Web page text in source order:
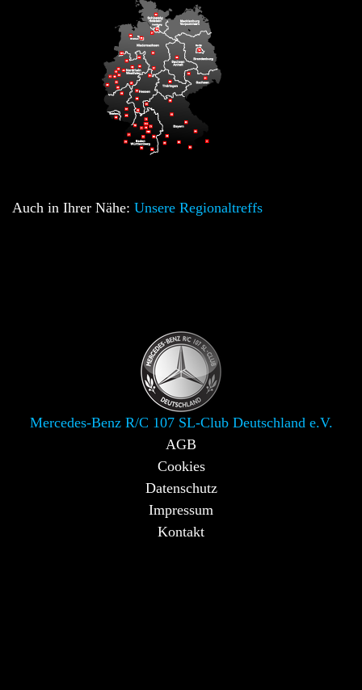
Auch in Ihrer Nähe: Unsere Regionaltreffs
Mercedes-Benz R/C 107 SL-Club Deutschland e.V.
AGB
Cookies
Datenschutz
Impressum
Kontakt